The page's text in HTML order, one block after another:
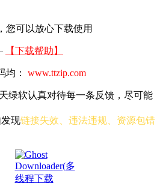
您可以放心下载使用
【下载帮助】
均： www.ttzip.com
天绿软认真对待每一条反馈，尽可能
现链接失效、违法违规、资源包错